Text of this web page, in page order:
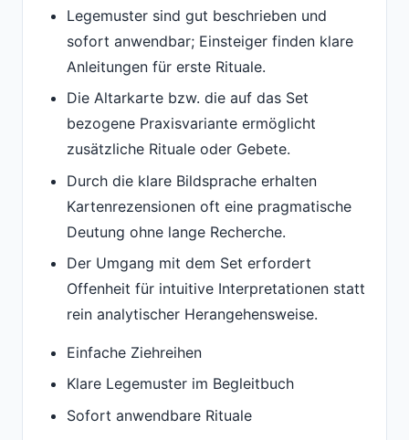
Legemuster sind gut beschrieben und
sofort anwendbar; Einsteiger finden klare
Anleitungen für erste Rituale.
Die Altarkarte bzw. die auf das Set
bezogene Praxisvariante ermöglicht
zusätzliche Rituale oder Gebete.
Durch die klare Bildsprache erhalten
Kartenrezensionen oft eine pragmatische
Deutung ohne lange Recherche.
Der Umgang mit dem Set erfordert
Offenheit für intuitive Interpretationen statt
rein analytischer Herangehensweise.
Einfache Ziehreihen
Klare Legemuster im Begleitbuch
Sofort anwendbare Rituale